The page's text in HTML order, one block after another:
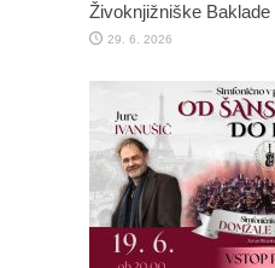
Živoknjižniške
29. 6. 2026